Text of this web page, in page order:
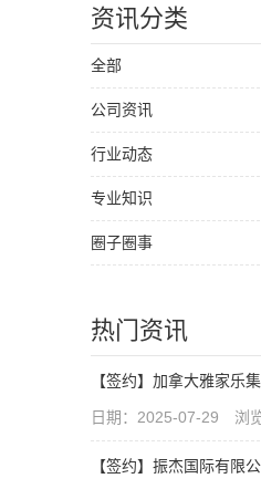
资讯分类
全部
公司资讯
行业动态
专业知识
圈子圈事
热门资讯
【签约】加拿大雅家乐
日期：2025-07-29 浏
【签约】振杰国际有限